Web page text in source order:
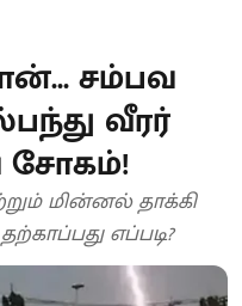
சம்பவ
வீரர்
சோகம்!
மின்னல் தாக்கி
எப்படி?